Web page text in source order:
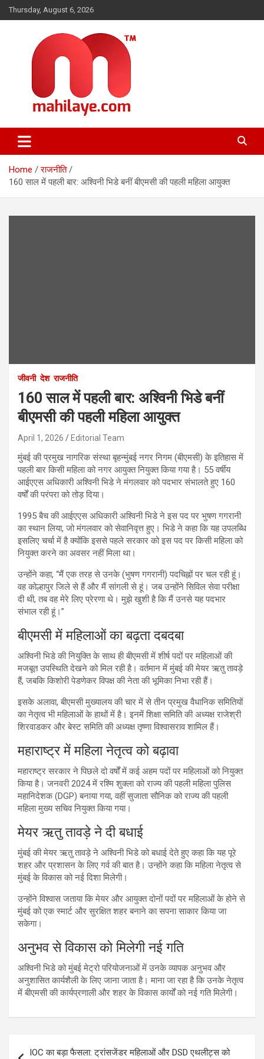
Skip
to
Thursday, August 6, 2026
Mahilaye.com
Home
राजनीति
160 साल में पहली बार: अश्विनी भिडे बनीं बीएमसी की पहली महिला आयुक्त
जीवनी देश राजनीति
160 साल में पहली बार: अश्विनी भिडे बनीं
बीएमसी की पहली महिला आयुक्त
April 1, 2026 Editorial Team
मुंबई की प्रमुख नागरिक संस्था बृहन्मुंबई नगर निगम (बीएमसी) के इतिहास में
पहली बार किसी महिला को नगर आयुक्त नियुक्त किया गया है। 55 वर्षीय
आईएएस अधिकारी अश्विनी भिडे ने मंगलवार को पदभार संभालते हुए 160
वर्षों की परंपरा को तोड़ दिया।
1995 बैच की आईएएस अधिकारी अश्विनी भिडे ने इस पद पर भुषण गगरानी
का स्थान लिया, जो मंगलवार को सेवानिवृत्त हुए। भिडे ने कहा कि यह उपलब्धि
इसलिए चर्चा में है क्योंकि इससे पहले सरकार को इस पद पर किसी महिला को
नियुक्त करने का अवसर नहीं मिला था।
उन्होंने कहा, “मैं एक तरह से उनके (भुषण गगरानी) पदचिह्नों पर चल रही हूं।
वह कोल्हापुर जिले से हैं और मैं सांगली से हूं। जब उन्होंने सिविल सेवा परीक्षा
दी थी, तब वह मेरे लिए प्रेरणा थे। मुझे खुशी है कि मैं उनसे यह पदभार
संभाल रही हूं।”
बीएमसी में महिलाओं का बढ़ता दबदबा
अश्विनी भिडे की नियुक्ति के साथ ही बीएमसी में शीर्ष पदों पर महिलाओं की
मजबूत उपस्थिति देखने को मिल रही है। वर्तमान में मुंबई की मेयर ऋतु तावड़े
हैं, जबकि किशोरी पेडणेकर विपक्ष की नेता की भूमिका निभा रही हैं।
इसके अलावा, बीएमसी मुख्यालय की चार में से तीन प्रमुख वैधानिक समितियों
का नेतृत्व भी महिलाओं के हाथों में है। इनमें शिक्षा समिति की अध्यक्ष राजेश्री
शिरवाडकर और बेस्ट समिति की अध्यक्ष तृष्णा विश्वासराव शामिल हैं।
महाराष्ट्र में महिला नेतृत्व को बढ़ावा
महाराष्ट्र सरकार ने पिछले दो वर्षों में कई अहम पदों पर महिलाओं को नियुक्त
किया है। जनवरी 2024 में रश्मि शुक्ला को राज्य की पहली महिला पुलिस
महानिदेशक (DGP) बनाया गया, वहीं सुजाता सौनिक को राज्य की पहली
महिला मुख्य सचिव नियुक्त किया गया।
मेयर ऋतु तावड़े ने दी बधाई
मुंबई की मेयर ऋतु तावड़े ने अश्विनी भिडे को बधाई देते हुए कहा कि यह पूरे
शहर और प्रशासन के लिए गर्व की बात है। उन्होंने कहा कि महिला नेतृत्व से
मुंबई के विकास को नई दिशा मिलेगी।
उन्होंने विश्वास जताया कि मेयर और आयुक्त दोनों पदों पर महिलाओं के होने से
मुंबई को एक स्मार्ट और सुरक्षित शहर बनाने का सपना साकार किया जा
सकेगा।
अनुभव से विकास को मिलेगी नई गति
अश्विनी भिडे को मुंबई मेट्रो परियोजनाओं में उनके व्यापक अनुभव और
अनुशासित कार्यशैली के लिए जाना जाता है। माना जा रहा है कि उनके नेतृत्व
में बीएमसी की कार्यप्रणाली और शहर के विकास कार्यों को नई गति मिलेगी।
IOC का बड़ा फैसला: ट्रांसजेंडर महिलाओं और DSD एथलीट्स को